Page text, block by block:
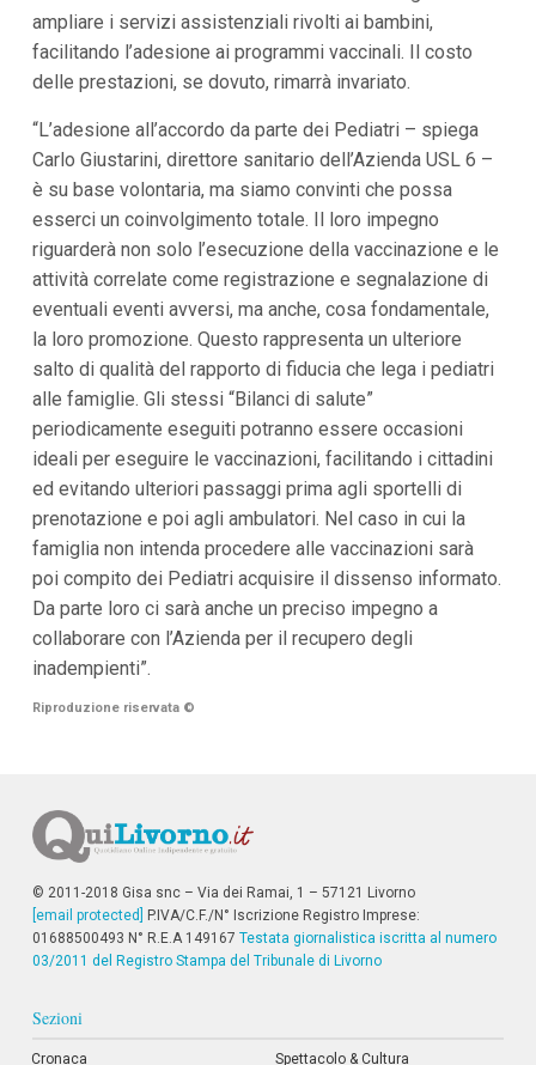
p
a
i
a
i
l
M
n
ù
r
c
i
a
l
V
a
i
n
f
n
d
ampliare i servizi assistenziali rivolti ai bambini,
facilitando l’adesione ai programmi vaccinali. Il costo
delle prestazioni, se dovuto, rimarrà invariato.
“L’adesione all’accordo da parte dei Pediatri – spiega
Carlo Giustarini, direttore sanitario dell’Azienda USL 6 –
è su base volontaria, ma siamo convinti che possa
esserci un coinvolgimento totale. Il loro impegno
riguarderà non solo l’esecuzione della vaccinazione e le
attività correlate come registrazione e segnalazione di
eventuali eventi avversi, ma anche, cosa fondamentale,
la loro promozione. Questo rappresenta un ulteriore
salto di qualità del rapporto di fiducia che lega i pediatri
alle famiglie. Gli stessi “Bilanci di salute”
periodicamente eseguiti potranno essere occasioni
ideali per eseguire le vaccinazioni, facilitando i cittadini
ed evitando ulteriori passaggi prima agli sportelli di
prenotazione e poi agli ambulatori. Nel caso in cui la
famiglia non intenda procedere alle vaccinazioni sarà
poi compito dei Pediatri acquisire il dissenso informato.
Da parte loro ci sarà anche un preciso impegno a
collaborare con l’Azienda per il recupero degli
inadempienti”.
Riproduzione riservata ©
© 2011-2018 Gisa snc – Via dei Ramai, 1 – 57121 Livorno
[email protected]
P.IVA/C.F./N° Iscrizione Registro Imprese:
01688500493 N° R.E.A 149167 Testata giornalistica iscritta al numero
03/2011 del Registro Stampa del Tribunale di Livorno
Sezioni
Cronaca Spettacolo & Cultura